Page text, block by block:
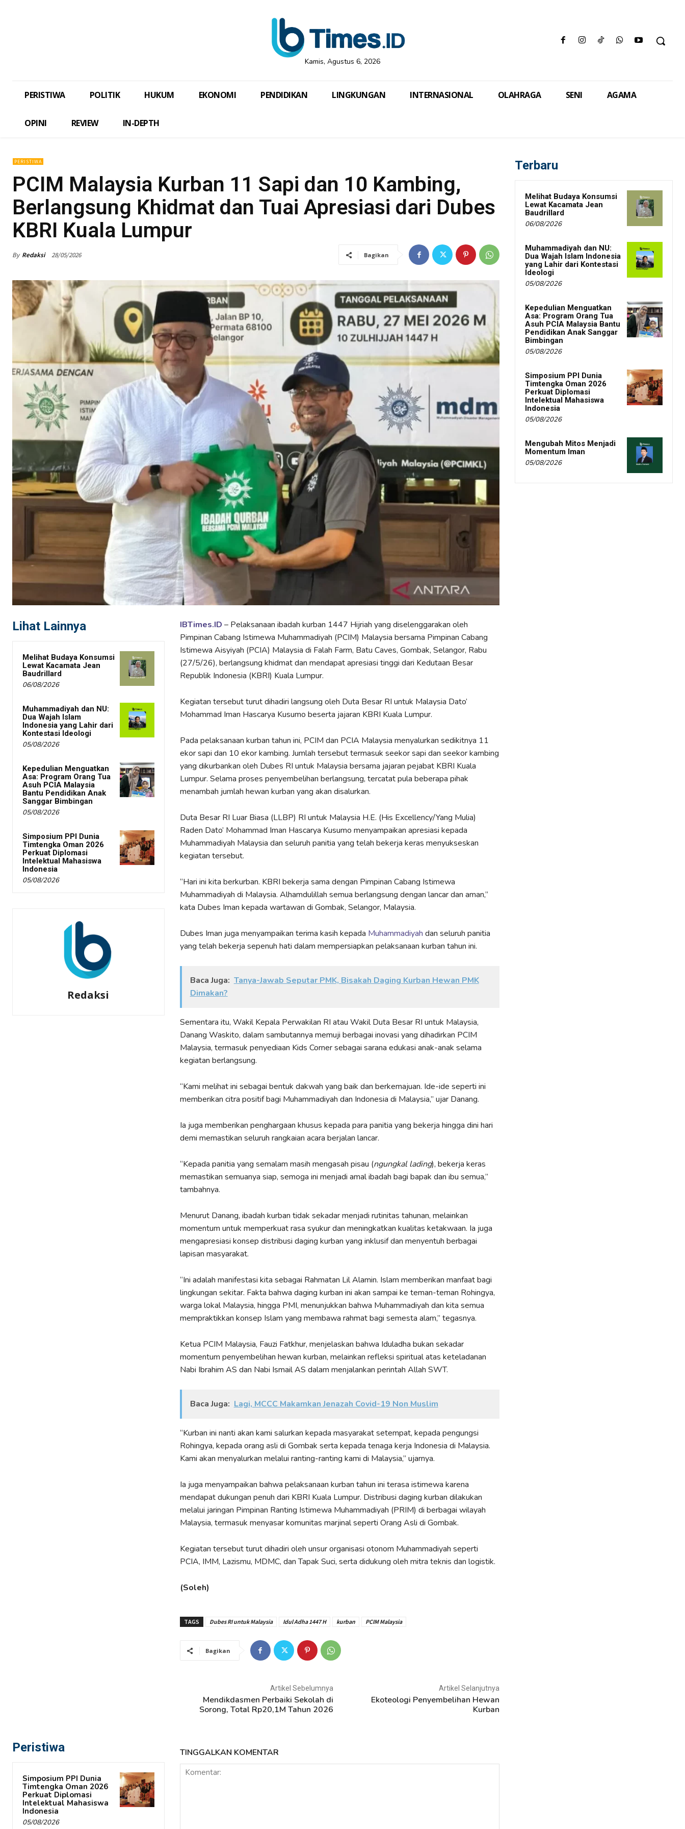
Kamis, Agustus 6, 2026
PERISTIWA POLITIK HUKUM EKONOMI PENDIDIKAN LINGKUNGAN INTERNASIONAL OLAHRAGA SENI AGAMA
OPINI REVIEW IN-DEPTH
PERISTIWA
PCIM Malaysia Kurban 11 Sapi dan 10 Kambing,
Berlangsung Khidmat dan Tuai Apresiasi dari Dubes
KBRI Kuala Lumpur
By Redaksi 28/05/2026 Bagikan
Lihat Lainnya
Melihat Budaya Konsumsi
Lewat Kacamata Jean
Baudrillard
06/08/2026
Muhammadiyah dan NU:
Dua Wajah Islam
Indonesia yang Lahir dari
Kontestasi Ideologi
05/08/2026
Kepedulian Menguatkan
Asa: Program Orang Tua
Asuh PCIA Malaysia
Bantu Pendidikan Anak
Sanggar Bimbingan
05/08/2026
Simposium PPI Dunia
Timtengka Oman 2026
Perkuat Diplomasi
Intelektual Mahasiswa
Indonesia
05/08/2026
Redaksi
IBTimes.ID – Pelaksanaan ibadah kurban 1447 Hijriah yang diselenggarakan oleh
Pimpinan Cabang Istimewa Muhammadiyah (PCIM) Malaysia bersama Pimpinan Cabang
Istimewa Aisyiyah (PCIA) Malaysia di Falah Farm, Batu Caves, Gombak, Selangor, Rabu
(27/5/26), berlangsung khidmat dan mendapat apresiasi tinggi dari Kedutaan Besar
Republik Indonesia (KBRI) Kuala Lumpur.
Kegiatan tersebut turut dihadiri langsung oleh Duta Besar RI untuk Malaysia Dato’
Mohammad Iman Hascarya Kusumo beserta jajaran KBRI Kuala Lumpur.
Pada pelaksanaan kurban tahun ini, PCIM dan PCIA Malaysia menyalurkan sedikitnya 11
ekor sapi dan 10 ekor kambing. Jumlah tersebut termasuk seekor sapi dan seekor kambing
yang dikurbankan oleh Dubes RI untuk Malaysia bersama jajaran pejabat KBRI Kuala
Lumpur. Selama proses penyembelihan berlangsung, tercatat pula beberapa pihak
menambah jumlah hewan kurban yang akan disalurkan.
Duta Besar RI Luar Biasa (LLBP) RI untuk Malaysia H.E. (His Excellency/Yang Mulia)
Raden Dato’ Mohammad Iman Hascarya Kusumo menyampaikan apresiasi kepada
Muhammadiyah Malaysia dan seluruh panitia yang telah bekerja keras menyukseskan
kegiatan tersebut.
“Hari ini kita berkurban. KBRI bekerja sama dengan Pimpinan Cabang Istimewa
Muhammadiyah di Malaysia. Alhamdulillah semua berlangsung dengan lancar dan aman,”
kata Dubes Iman kepada wartawan di Gombak, Selangor, Malaysia.
Dubes Iman juga menyampaikan terima kasih kepada Muhammadiyah dan seluruh panitia
yang telah bekerja sepenuh hati dalam mempersiapkan pelaksanaan kurban tahun ini.
Baca Juga: Tanya-Jawab Seputar PMK, Bisakah Daging Kurban Hewan PMK
Dimakan?
Sementara itu, Wakil Kepala Perwakilan RI atau Wakil Duta Besar RI untuk Malaysia,
Danang Waskito, dalam sambutannya memuji berbagai inovasi yang dihadirkan PCIM
Malaysia, termasuk penyediaan Kids Corner sebagai sarana edukasi anak-anak selama
kegiatan berlangsung.
“Kami melihat ini sebagai bentuk dakwah yang baik dan berkemajuan. Ide-ide seperti ini
memberikan citra positif bagi Muhammadiyah dan Indonesia di Malaysia,” ujar Danang.
Ia juga memberikan penghargaan khusus kepada para panitia yang bekerja hingga dini hari
demi memastikan seluruh rangkaian acara berjalan lancar.
“Kepada panitia yang semalam masih mengasah pisau (ngungkal lading), bekerja keras
memastikan semuanya siap, semoga ini menjadi amal ibadah bagi bapak dan ibu semua,”
tambahnya.
Menurut Danang, ibadah kurban tidak sekadar menjadi rutinitas tahunan, melainkan
momentum untuk memperkuat rasa syukur dan meningkatkan kualitas ketakwaan. Ia juga
mengapresiasi konsep distribusi daging kurban yang inklusif dan menyentuh berbagai
lapisan masyarakat.
“Ini adalah manifestasi kita sebagai Rahmatan Lil Alamin. Islam memberikan manfaat bagi
lingkungan sekitar. Fakta bahwa daging kurban ini akan sampai ke teman-teman Rohingya,
warga lokal Malaysia, hingga PMI, menunjukkan bahwa Muhammadiyah dan kita semua
mempraktikkan konsep Islam yang membawa rahmat bagi semesta alam,” tegasnya.
Ketua PCIM Malaysia, Fauzi Fatkhur, menjelaskan bahwa Iduladha bukan sekadar
momentum penyembelihan hewan kurban, melainkan refleksi spiritual atas keteladanan
Nabi Ibrahim AS dan Nabi Ismail AS dalam menjalankan perintah Allah SWT.
Baca Juga: Lagi, MCCC Makamkan Jenazah Covid-19 Non Muslim
“Kurban ini nanti akan kami salurkan kepada masyarakat setempat, kepada pengungsi
Rohingya, kepada orang asli di Gombak serta kepada tenaga kerja Indonesia di Malaysia.
Kami akan menyalurkan melalui ranting-ranting kami di Malaysia,” ujarnya.
Ia juga menyampaikan bahwa pelaksanaan kurban tahun ini terasa istimewa karena
mendapat dukungan penuh dari KBRI Kuala Lumpur. Distribusi daging kurban dilakukan
melalui jaringan Pimpinan Ranting Istimewa Muhammadiyah (PRIM) di berbagai wilayah
Malaysia, termasuk menyasar komunitas marjinal seperti Orang Asli di Gombak.
Kegiatan tersebut turut dihadiri oleh unsur organisasi otonom Muhammadiyah seperti
PCIA, IMM, Lazismu, MDMC, dan Tapak Suci, serta didukung oleh mitra teknis dan logistik.
(Soleh)
TAGS Dubes RI untuk Malaysia Idul Adha 1447 H kurban PCIM Malaysia
Bagikan
Artikel Sebelumnya
Mendikdasmen Perbaiki Sekolah di
Sorong, Total Rp20,1M Tahun 2026
Artikel Selanjutnya
Ekoteologi Penyembelihan Hewan
Kurban
Peristiwa
Simposium PPI Dunia
Timtengka Oman 2026
Perkuat Diplomasi
Intelektual Mahasiswa
Indonesia
05/08/2026
TINGGALKAN KOMENTAR
Terbaru
Melihat Budaya Konsumsi
Lewat Kacamata Jean
Baudrillard
06/08/2026
Muhammadiyah dan NU:
Dua Wajah Islam Indonesia
yang Lahir dari Kontestasi
Ideologi
05/08/2026
Kepedulian Menguatkan
Asa: Program Orang Tua
Asuh PCIA Malaysia Bantu
Pendidikan Anak Sanggar
Bimbingan
05/08/2026
Simposium PPI Dunia
Timtengka Oman 2026
Perkuat Diplomasi
Intelektual Mahasiswa
Indonesia
05/08/2026
Mengubah Mitos Menjadi
Momentum Iman
05/08/2026